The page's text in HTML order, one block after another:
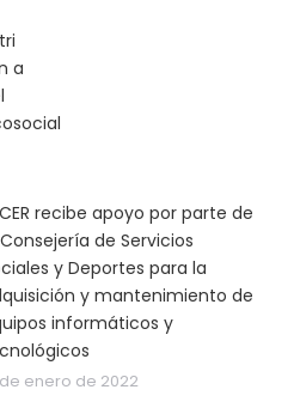
a
recibe apoyo por parte de
de Servicios
y Deportes para la
y mantenimiento de
informáticos y
de enero de 2022